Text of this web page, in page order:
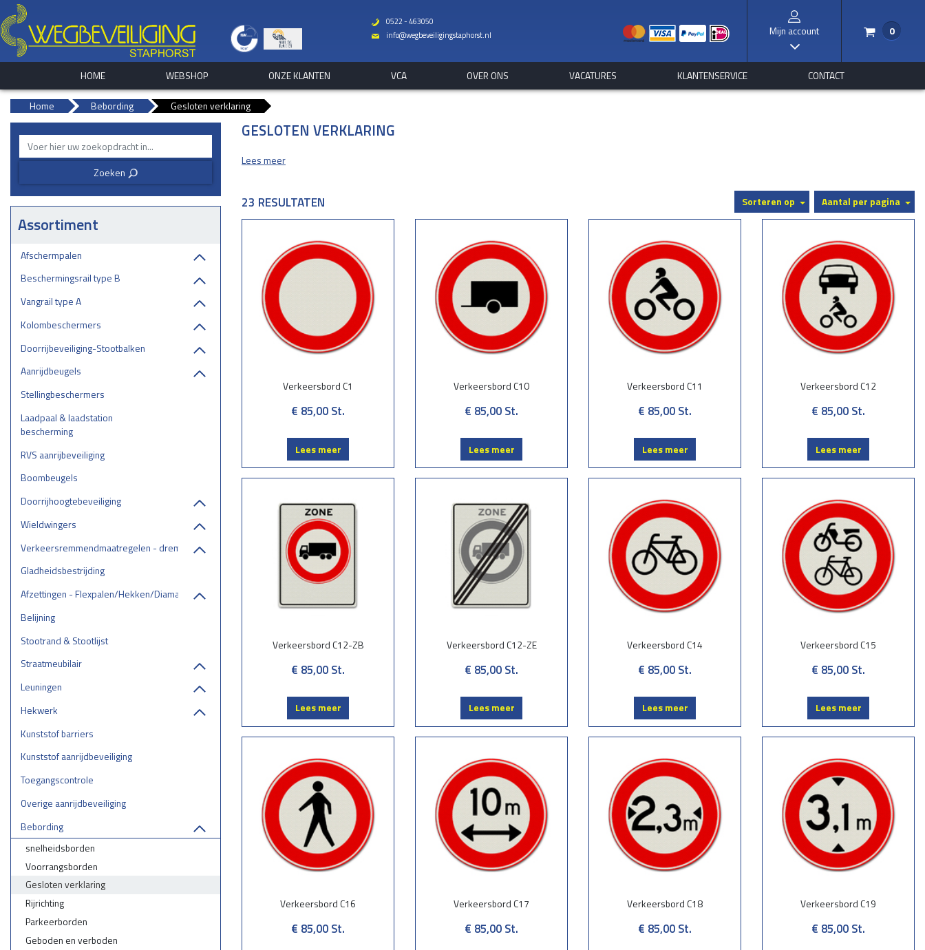
b 0522 - 463050
% info@wegbeveiligingstaphorst.nl Mijn account
I
/ 0
HOME WEBSHOP ONZE KLANTEN VCA OVER ONS VACATURES KLANTENSERVICE CONTACT
Home Bebording Gesloten verklaring
Zoeken 3
Assortiment
Afschermpalen
Beschermingsrail type B
Vangrail type A
Kolombeschermers
Doorrijbeveiliging-Stootbalken
Aanrijdbeugels
Stellingbeschermers
Laadpaal & laadstation
bescherming
RVS aanrijbeveiliging
Boombeugels
Doorrijhoogtebeveiliging
Wieldwingers
Verkeersremmendmaatregelen - drempels/ruggen/parkeerstops
Gladheidsbestrijding
Afzettingen - Flexpalen/Hekken/Diamantkoppalen
Belijning
Stootrand & Stootlijst
Straatmeubilair
Leuningen
Hekwerk
Kunststof barriers
Kunststof aanrijdbeveiliging
Toegangscontrole
Overige aanrijdbeveiliging
Bebording
snelheidsborden
Voorrangsborden
Gesloten verklaring
Rijrichting
Parkeerborden
Geboden en verboden
GESLOTEN VERKLARING
Lees meer
23 RESULTATEN Aantal per pagina
Sorteren op
Verkeersbord C1
€ 85,00 St.
Lees meer
Verkeersbord C10
€ 85,00 St.
Lees meer
Verkeersbord C11
€ 85,00 St.
Lees meer
Verkeersbord C12
€ 85,00 St.
Lees meer
Verkeersbord C12-ZB
€ 85,00 St.
Lees meer
Verkeersbord C12-ZE
€ 85,00 St.
Lees meer
Verkeersbord C14
€ 85,00 St.
Lees meer
Verkeersbord C15
€ 85,00 St.
Lees meer
Verkeersbord C16
€ 85,00 St.
Verkeersbord C17
€ 85,00 St.
Verkeersbord C18
€ 85,00 St.
Verkeersbord C19
€ 85,00 St.